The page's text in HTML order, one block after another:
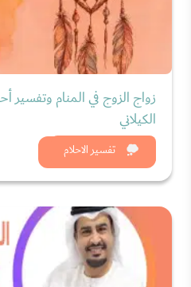
تفسير الاحلام
زواج الزوج في المنام وتفسير
الكيلاني
شاهد الان